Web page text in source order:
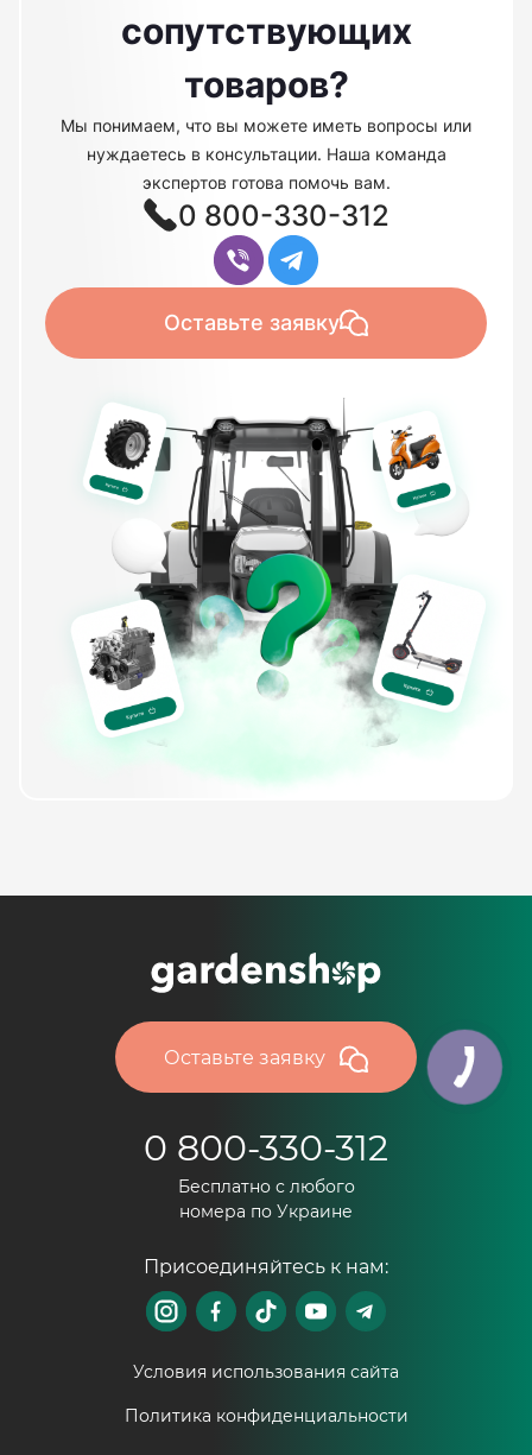
сопутствующих
товаров?
Мы понимаем, что вы можете иметь вопросы или
нуждаетесь в консультации. Наша команда
экспертов готова помочь вам.
0 800-330-312
Оставьте заявку
Оставьте заявку
0 800-330-312
Бесплатно с любого
номера по Украине
Присоединяйтесь к нам:
Условия использования сайта
Политика конфиденциальности